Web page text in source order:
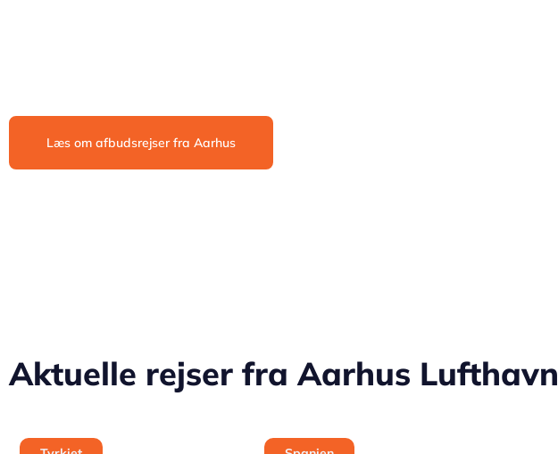
Læs om afbudsrejser fra Aarhus
Aktuelle rejser fra Aarhus Lufthavn